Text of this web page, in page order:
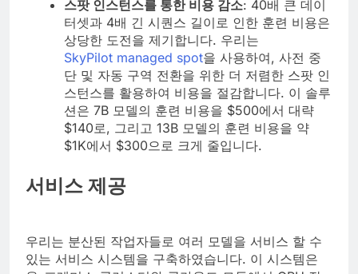
스팟 인스턴스를 통한 비용 감소: 40배 큰 데이
터셋과 4배 긴 시퀀스 길이로 인한 훈련 비용은
상당한 도전을 제기합니다. 우리는
SkyPilot managed spot을 사용하여, 사전 중
단 및 자동 구역 전환을 위한 더 저렴한 스팟 인
스턴스를 활용하여 비용을 절감합니다. 이 솔루
션은 7B 모델의 훈련 비용을 $500에서 대략
$140로, 그리고 13B 모델의 훈련 비용을 약
$1K에서 $300으로 크게 줄입니다.
서비스 제공
우리는 분산된 작업자들로 여러 모델을 서비스 할 수
있는 서비스 시스템을 구축하였습니다. 이 시스템은